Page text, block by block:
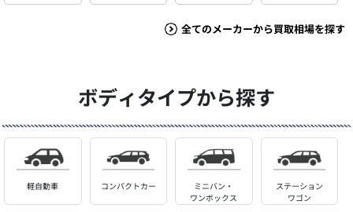
全てのメーカーから買取相場を探す
ボディタイプから探す
軽自動車 コンパクトカー
ミニバン・
ワンボックス
ステーション
ワゴン